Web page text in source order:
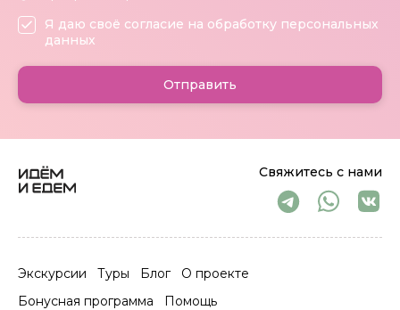
Свяжитесь с нами
Экскурсии Туры Блог
О проекте
Бонусная программа
Помощь
Я даю своё согласие на обработку персональных
данных
Отправить